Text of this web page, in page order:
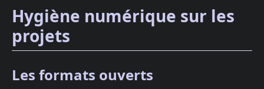
Hygiène numérique sur les
projets
Les formats ouverts